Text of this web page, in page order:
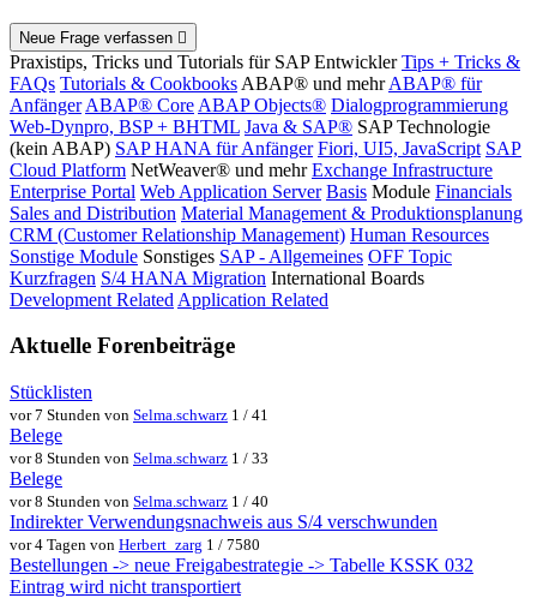
Neue Frage verfassen
Praxistips, Tricks und Tutorials für SAP Entwickler Tips + Tricks &
FAQs Tutorials & Cookbooks ABAP® und mehr ABAP® für
Anfänger ABAP® Core ABAP Objects® Dialogprogrammierung
Web-Dynpro, BSP + BHTML Java & SAP® SAP Technologie
(kein ABAP) SAP HANA für Anfänger Fiori, UI5, JavaScript SAP
Cloud Platform NetWeaver® und mehr Exchange Infrastructure
Enterprise Portal Web Application Server Basis Module Financials
Sales and Distribution Material Management & Produktionsplanung
CRM (Customer Relationship Management) Human Resources
Sonstige Module Sonstiges SAP - Allgemeines OFF Topic
Kurzfragen S/4 HANA Migration International Boards
Development Related Application Related
Aktuelle Forenbeiträge
Stücklisten
vor 7 Stunden von Selma.schwarz 1 / 41
Belege
vor 8 Stunden von Selma.schwarz 1 / 33
Belege
vor 8 Stunden von Selma.schwarz 1 / 40
Indirekter Verwendungsnachweis aus S/4 verschwunden
vor 4 Tagen von Herbert_zarg 1 / 7580
Bestellungen -> neue Freigabestrategie -> Tabelle KSSK 032
Eintrag wird nicht transportiert